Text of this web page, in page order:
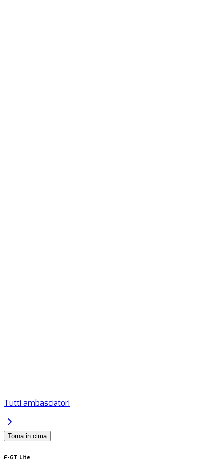
Tutti ambasciatori
Torna in cima
F-GT Lite